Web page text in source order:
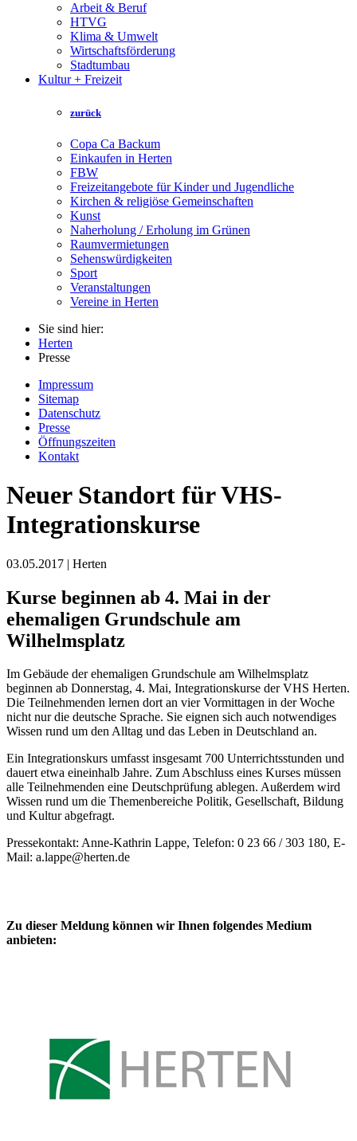
Arbeit & Beruf
HTVG
Klima & Umwelt
Wirtschaftsförderung
Stadtumbau
Kultur + Freizeit
zurück
Copa Ca Backum
Einkaufen in Herten
FBW
Freizeitangebote für Kinder und Jugendliche
Kirchen & religiöse Gemeinschaften
Kunst
Naherholung / Erholung im Grünen
Raumvermietungen
Sehenswürdigkeiten
Sport
Veranstaltungen
Vereine in Herten
Sie sind hier:
Herten
Presse
Impressum
Sitemap
Datenschutz
Presse
Öffnungszeiten
Kontakt
Neuer Standort für VHS-
Integrationskurse
03.05.2017 | Herten
Kurse beginnen ab 4. Mai in der
ehemaligen Grundschule am
Wilhelmsplatz
Im Gebäude der ehemaligen Grundschule am Wilhelmsplatz
beginnen ab Donnerstag, 4. Mai, Integrationskurse der VHS Herten.
Die Teilnehmenden lernen dort an vier Vormittagen in der Woche
nicht nur die deutsche Sprache. Sie eignen sich auch notwendiges
Wissen rund um den Alltag und das Leben in Deutschland an.
Ein Integrationskurs umfasst insgesamt 700 Unterrichtsstunden und
dauert etwa eineinhalb Jahre. Zum Abschluss eines Kurses müssen
alle Teilnehmenden eine Deutschprüfung ablegen. Außerdem wird
Wissen rund um die Themenbereiche Politik, Gesellschaft, Bildung
und Kultur abgefragt.
Pressekontakt: Anne-Kathrin Lappe, Telefon: 0 23 66 / 303 180, E-
Mail: a.lappe@herten.de
Zu dieser Meldung können wir Ihnen folgendes Medium
anbieten: